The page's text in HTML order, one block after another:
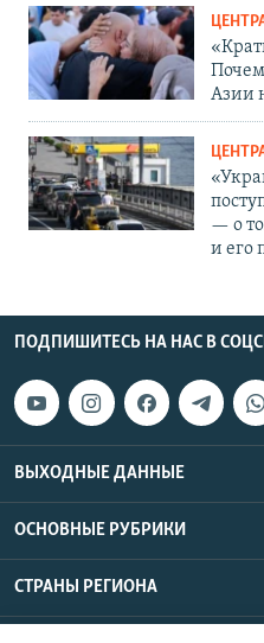
Азии
— о
и его
ПОДПИШИТЕСЬ НА НАС В
ВЫХОДНЫЕ ДАННЫЕ
ОСНОВНЫЕ РУБРИКИ
СТРАНЫ РЕГИОНА